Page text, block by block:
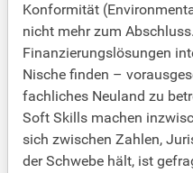
Konformität
nicht mehr zum
Finanzierungslösungen
Nische finden –
fachliches Neuland zu
Soft Skills machen
sich zwischen Zahlen,
der Schwebe hält, ist